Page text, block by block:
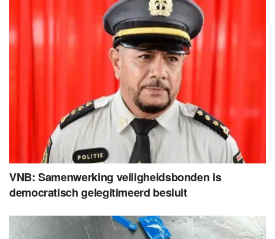
VNB: Samenwerking veiligheidsbonden is
democratisch gelegitimeerd besluit